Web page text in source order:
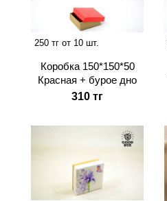
250 тг от 10 шт.
Коробка 150*150*50
Красная + бурое дно
310 тг